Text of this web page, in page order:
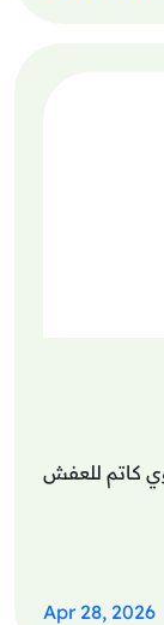
كاتم للعفش
Apr 28, 2026